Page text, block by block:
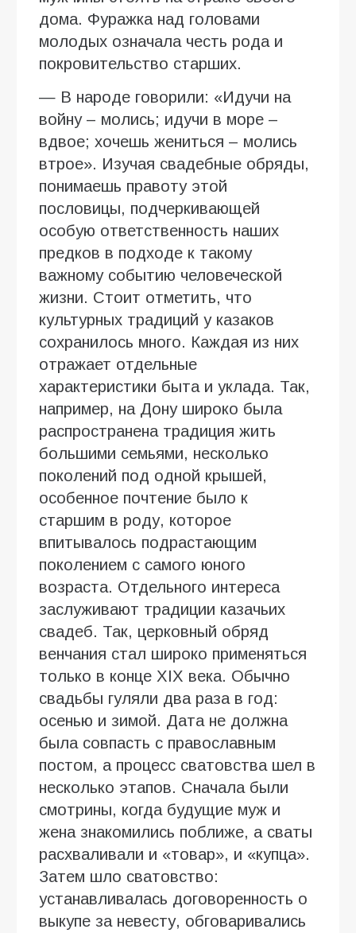
дома. Фуражка над головами
молодых означала честь рода и
покровительство старших.
— В народе говорили: «Идучи на
войну – молись; идучи в море –
вдвое; хочешь жениться – молись
втрое». Изучая свадебные обряды,
понимаешь правоту этой
пословицы, подчеркивающей
особую ответственность наших
предков в подходе к такому
важному событию человеческой
жизни. Стоит отметить, что
культурных традиций у казаков
сохранилось много. Каждая из них
отражает отдельные
характеристики быта и уклада. Так,
например, на Дону широко была
распространена традиция жить
большими семьями, несколько
поколений под одной крышей,
особенное почтение было к
старшим в роду, которое
впитывалось подрастающим
поколением с самого юного
возраста. Отдельного интереса
заслуживают традиции казачьих
свадеб. Так, церковный обряд
венчания стал широко применяться
только в конце XIX века. Обычно
свадьбы гуляли два раза в год:
осенью и зимой. Дата не должна
была совпасть с православным
постом, а процесс сватовства шел в
несколько этапов. Сначала были
смотрины, когда будущие муж и
жена знакомились поближе, а сваты
расхваливали и «товар», и «купца».
Затем шло сватовство:
устанавливалась договоренность о
выкупе за невесту, обговаривались